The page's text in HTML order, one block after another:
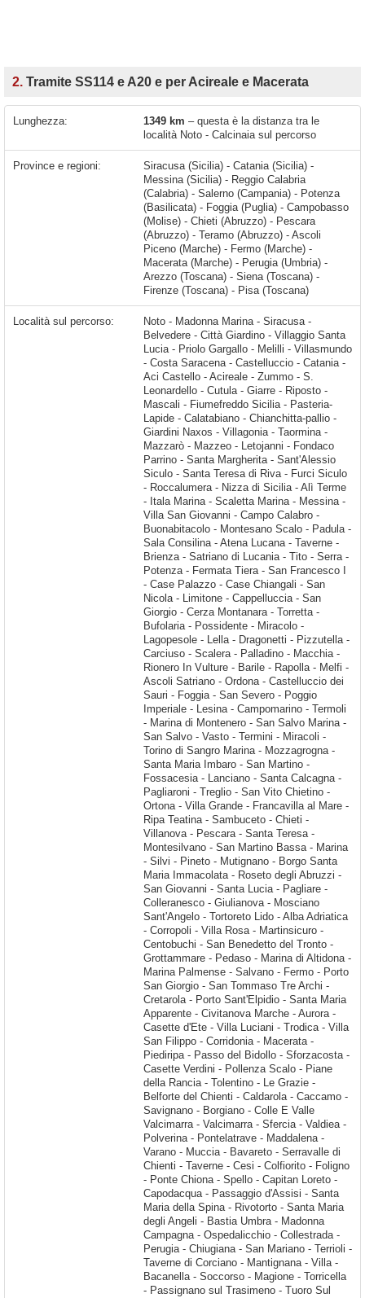
2. Tramite SS114 e A20 e per Acireale e Macerata
Lunghezza: 1349 km – questa è la distanza tra le
località Noto - Calcinaia sul percorso
Province e regioni:
Siracusa (Sicilia) - Catania (Sicilia) -
Messina (Sicilia) - Reggio Calabria
(Calabria) - Salerno (Campania) - Potenza
(Basilicata) - Foggia (Puglia) - Campobasso
(Molise) - Chieti (Abruzzo) - Pescara
(Abruzzo) - Teramo (Abruzzo) - Ascoli
Piceno (Marche) - Fermo (Marche) -
Macerata (Marche) - Perugia (Umbria) -
Arezzo (Toscana) - Siena (Toscana) -
Firenze (Toscana) - Pisa (Toscana)
Località sul percorso: Noto - Madonna Marina - Siracusa - Belvedere - Città Giardino - Villaggio Santa Lucia - Priolo Gargallo - Melilli - Villasmundo - Costa Saracena - Castelluccio - Catania - Aci Castello - Acireale - Zummo - S. Leonardello - Cutula - Giarre - Riposto - Mascali - Fiumefreddo Sicilia - Pasteria-Lapide - Calatabiano - Chianchitta-pallio - Giardini Naxos - Villagonia - Taormina - Mazzarò - Mazzeo - Letojanni - Fondaco Parrino - Santa Margherita - Sant'Alessio Siculo - Santa Teresa di Riva - Furci Siculo - Roccalumera - Nizza di Sicilia - Alì Terme - Itala Marina